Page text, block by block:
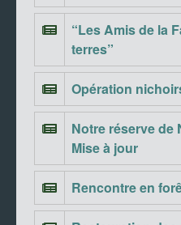
“Les Amis de la
terres”
Opération
Notre réserve de
Mise à jour
Rencontre en